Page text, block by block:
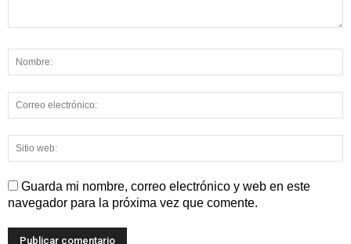
Guarda mi nombre, correo electrónico y web en este
navegador para la próxima vez que comente.